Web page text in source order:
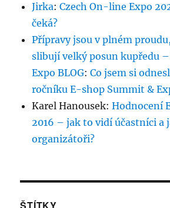
Jirka:Czech On-line Expo
čeká?
Přípravy jsou v plném
slibují velký posun kupředu
Expo BLOG:Co jsem si
ročníku E-shop Summit &
Karel Hanousek:Hodnocení
2016 – jak to vidí účastníci a
organizátoři?